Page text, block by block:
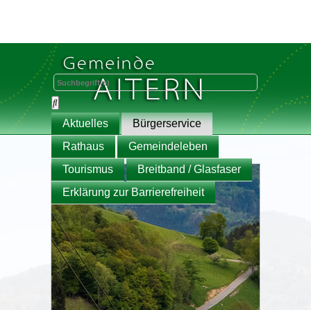
Aktuelles
Bürgerservice
Rathaus
Gemeindeleben
Tourismus
Breitband / Glasfaser
Erklärung zur Barrierefreiheit